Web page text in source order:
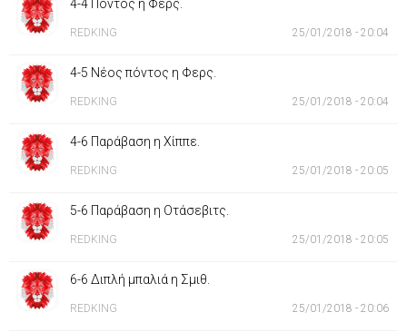
4-4 Πόντος η Φερς.
REDKING 25/01/2018 - 20:04
4-5 Νέος πόντος η Φερς.
REDKING 25/01/2018 - 20:04
4-6 Παράβαση η Χίππε.
REDKING 25/01/2018 - 20:05
5-6 Παράβαση η Οτάσεβιτς.
REDKING 25/01/2018 - 20:05
6-6 Διπλή μπαλιά η Σμιθ.
REDKING 25/01/2018 - 20:06